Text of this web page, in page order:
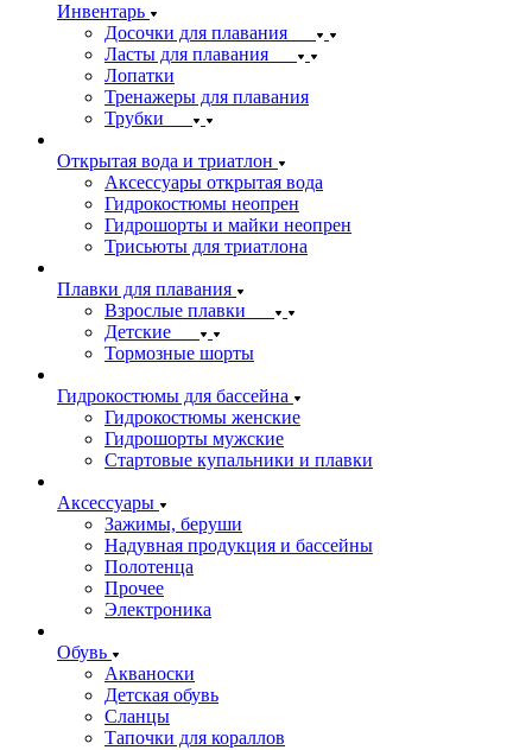
Инвентарь
Досочки для плавания
Ласты для плавания
Лопатки
Тренажеры для плавания
Трубки
Открытая вода и триатлон
Аксессуары открытая вода
Гидрокостюмы неопрен
Гидрошорты и майки неопрен
Трисьюты для триатлона
Плавки для плавания
Взрослые плавки
Детские
Тормозные шорты
Гидрокостюмы для бассейна
Гидрокостюмы женские
Гидрошорты мужские
Стартовые купальники и плавки
Аксессуары
Зажимы, беруши
Надувная продукция и бассейны
Полотенца
Прочее
Электроника
Обувь
Акваноски
Детская обувь
Сланцы
Тапочки для кораллов